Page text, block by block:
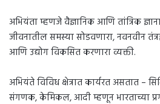
अभियंता म्हणजे वैज्ञानिक आणि तांत्रिक
जीवनातील समस्या सोडवणारा, नवनवीन
आणि उद्योग विकसित करणारा व्यक्ती.
अभियंते विविध क्षेत्रात कार्यरत असतात –
संगणक, केमिकल, आदी म्हणून भारताच्या